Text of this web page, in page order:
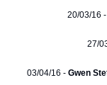
20/03/16 -
27/
03/04/16 - Gwen